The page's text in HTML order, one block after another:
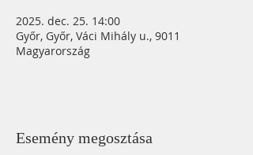
2025. dec. 25. 14:00
Győr, Győr, Váci Mihály u., 9011
Magyarország
Esemény megosztása